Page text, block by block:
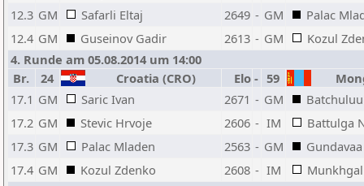
12.3 GM Safarli Eltaj 2649 - GM
Palac
12.4 GM Guseinov Gadir 2613 - GM
Kozul
4. Runde am 05.08.2014 um 14:00
Br.
24 Croatia (CRO) Elo - 59
17.1 GM Saric Ivan 2671 - GM
17.2 GM Stevic Hrvoje 2606 - IM
Battulga
17.3 GM Palac Mladen 2563 - GM
17.4 GM Kozul Zdenko 2608 - IM